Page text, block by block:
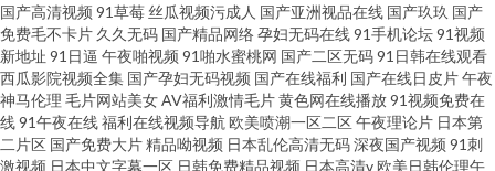
国产高清视频 91草莓 丝瓜视频污成人 国产亚洲视品在线 国产玖玖 国产
免费毛不卡片 久久无码 国产精品网络孕妇无码在线91手机论坛91视频
新地址 91日逼 午夜啪视频 91啪水蜜桃网 国产二区无码91日韩在线观看
西瓜影院视频全集 国产孕妇无码视频 国产在线福利 国产在线日皮片午夜
神马伦理 毛片网站美女AV福利激情毛片黄色网在线播放91视频免费在
线91午夜在线福利在线视频导航 欧美喷潮一区二区午夜理论片 日本第
二片区 国产免费大片精品呦视频 日本乱伦高清无码深夜国产视频 91刺
激视频 日本中文字幕一区 日韩免费精品视频 日本高清v欧美日韩伦理午